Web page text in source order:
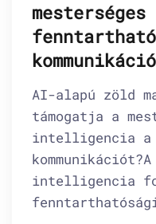
AI-alapú zöld
támogatja a
intelligencia a
intelligencia